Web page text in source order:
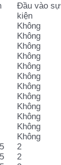
Đầu vào sự
kiện
Không
Không
Không
Không
Không
Không
Không
Không
Không
Không
Không
Không
2
2